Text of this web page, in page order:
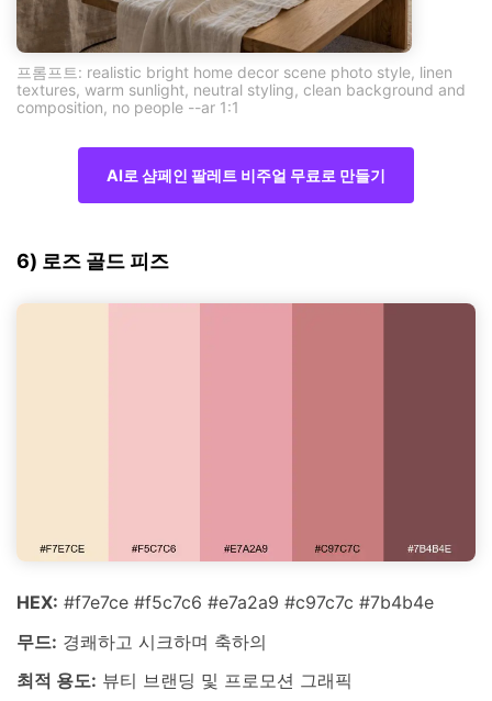
프롬프트: realistic bright home decor scene photo style, linen
textures, warm sunlight, neutral styling, clean background and
composition, no people --ar 1:1
AI로 샴페인 팔레트 비주얼 무료로 만들기
6) 로즈 골드 피즈
HEX: #f7e7ce #f5c7c6 #e7a2a9 #c97c7c #7b4b4e
무드: 경쾌하고 시크하며 축하의
최적 용도: 뷰티 브랜딩 및 프로모션 그래픽